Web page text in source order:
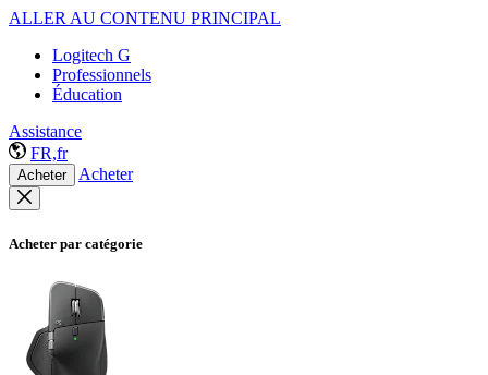
ALLER AU CONTENU PRINCIPAL
Logitech G
Professionnels
Éducation
Assistance
FR,fr
Acheter Acheter
Acheter par catégorie